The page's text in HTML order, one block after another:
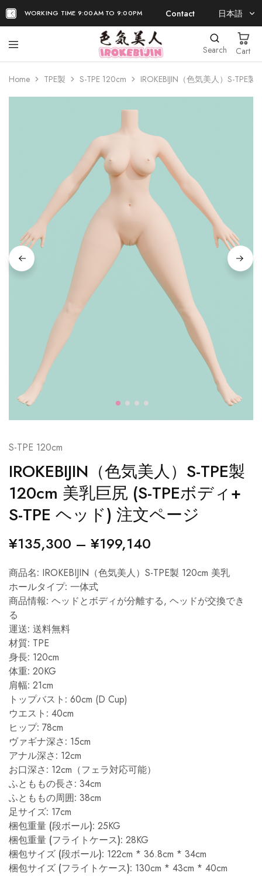
WORKING TIME 9:00AM TO 9:00PM Contact 日本語
日本語
EN
Search Cart
Home TPE製 S-TPE 120cm IROKEBIJIN（色気美人）S-TPE
S-TPE 120cm
IROKEBIJIN（色気美人）S-TPE製
120cm 美乳巨尻 (S-TPEボディ+
S-TPE ヘッド) 注文ページ
¥135,300 – ¥199,140
商品名: IROKEBIJIN（色気美人）S-TPE製 120cm 美乳
ホールタイプ: 一体式
商品情報: ヘッドとボディが分離する, ヘッドが交換でき
る
運送: 送料無料
材質: TPE
身長: 120cm
体重: 20KG
肩幅: 21cm
トップバスト: 60cm (D Cup)
ウエスト: 40cm
ヒップ: 78cm
ヴァギナ深さ: 15cm
アナル深さ: 12cm
お口深さ: 12cm（フェラ対応可能）
ふとももの長さ: 34cm
ふとももの周囲: 38cm
足サイズ: 17cm
梱包重量 (段ボール): 25KG
梱包重量 (フライトケース): 28KG
梱包サイズ (段ボール): 122cm * 36.8cm * 34cm
梱包サイズ (フライトケース): 130cm * 43cm * 40cm